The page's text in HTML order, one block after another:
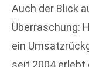
Auch der Blick
Überraschung:
ein
seit 2004